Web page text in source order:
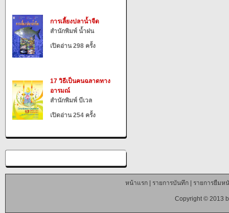
การเลี้ยงปลาน้ำจืด
สำนักพิมพ์ น้ำฝน
เปิดอ่าน 298 ครั้ง
17 วิธีเป็นคนฉลาดทาง
อารมณ์
สำนักพิมพ์ บีเวล
เปิดอ่าน 254 ครั้ง
หน้าแรก| รายการบันทึก| รายการยืมห
Copyright © 2013